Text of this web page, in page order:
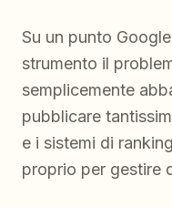
Su un punto
strumento il
semplicemente
pubblicare
e i sistemi di
proprio per gestire